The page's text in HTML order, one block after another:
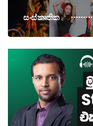
සංස්කෘතික